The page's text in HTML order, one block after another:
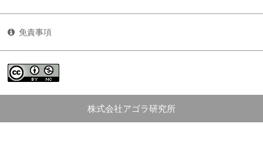
免責事項
株式会社アゴラ研究所